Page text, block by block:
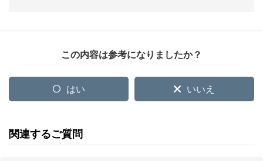
この内容は参考になりましたか？
はい いいえ
関連するご質問